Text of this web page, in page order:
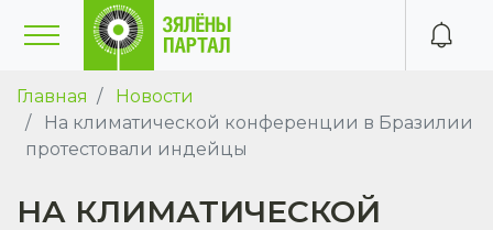
Главная
Новости
На климатической конференции в Бразилии
протестовали индейцы
НА КЛИМАТИЧЕСКОЙ